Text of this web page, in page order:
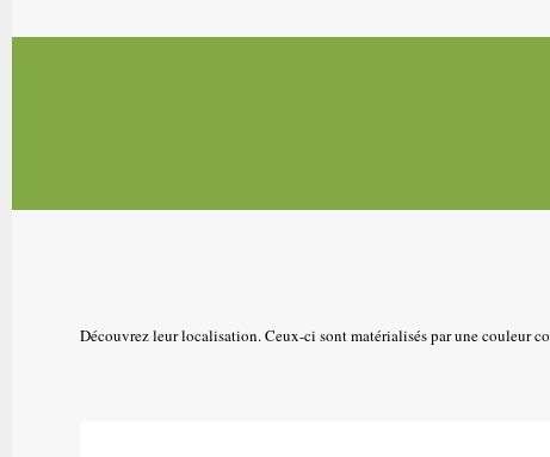
Découvrez leur localisation. Ceux-ci sont matérialisés par une couleur